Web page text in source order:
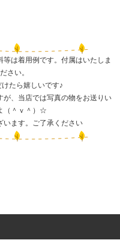
は着用例です。付属はいたしま
さい。
たら嬉しいです♪
が、当店では写真の物をお送りい
（＾ｖ＾）☆
ます。ご了承ください